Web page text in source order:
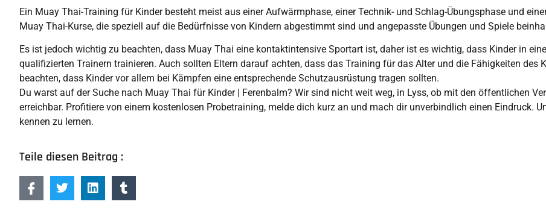
Ein Muay Thai-Training für Kinder besteht meist aus einer Aufwärmphase, einer Technik- und Schlag-Übungsphase und
Muay Thai-Kurse, die speziell auf die Bedürfnisse von Kindern abgestimmt sind und angepasste Übungen und Spiele
Es ist jedoch wichtig zu beachten, dass Muay Thai eine kontaktintensive Sportart ist, daher ist es wichtig, dass Kinder in
qualifizierten Trainern trainieren. Auch sollten Eltern darauf achten, dass das Training für das Alter und die Fähigkeiten des
beachten, dass Kinder vor allem bei Kämpfen eine entsprechende Schutzausrüstung tragen sollten.
Du warst auf der Suche nach Muay Thai für Kinder | Ferenbalm? Wir sind nicht weit weg, in Lyss, ob mit den öffentlichen
erreichbar. Profitiere von einem kostenlosen Probetraining, melde dich kurz an und mach dir unverbindlich einen Eindruck.
kennen zu lernen.
Teile diesen Beitrag :